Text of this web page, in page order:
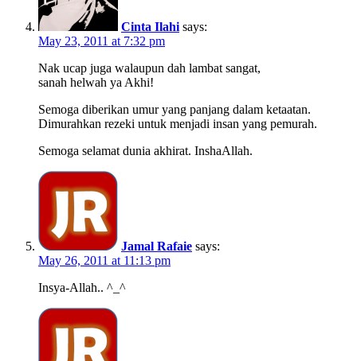
Cinta Ilahi says:
May 23, 2011 at 7:32 pm
Nak ucap juga walaupun dah lambat sangat,
sanah helwah ya Akhi!
Semoga diberikan umur yang panjang dalam ketaatan.
Dimurahkan rezeki untuk menjadi insan yang pemurah.
Semoga selamat dunia akhirat. InshaAllah.
Jamal Rafaie says:
May 26, 2011 at 11:13 pm
Insya-Allah.. ^_^